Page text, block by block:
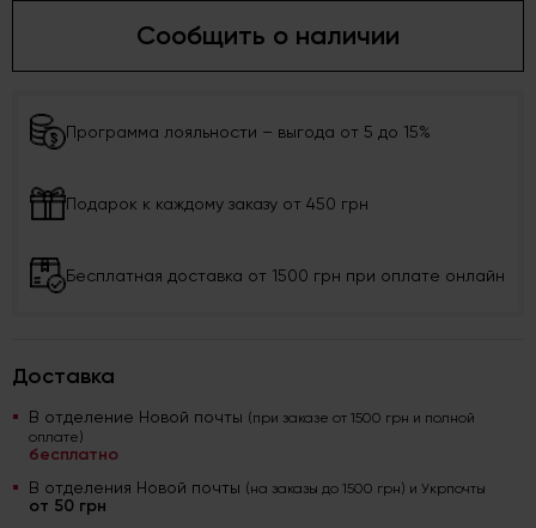
Сообщить о наличии
Программа лояльности – выгода от 5 до 15%
Подарок к каждому заказу от 450 грн
Бесплатная доставка от 1500 грн при оплате онлайн
Доставка
В отделение Новой почты (при заказе от 1500 грн и полной
оплате)
бесплатно
В отделения Новой почты (на заказы до 1500 грн) и Укрпочты
от 50 грн